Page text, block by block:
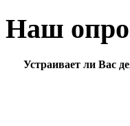
Наш
Устраивает ли Вас